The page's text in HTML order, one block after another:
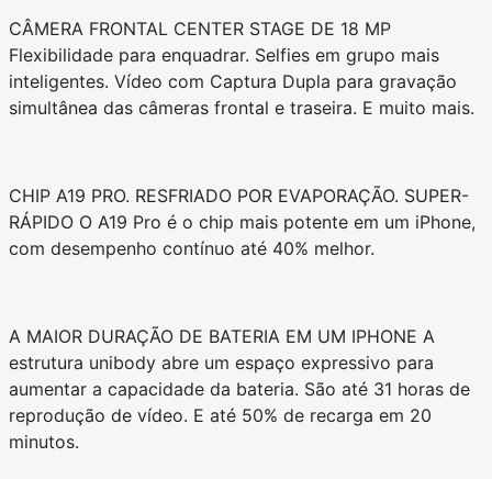
CÂMERA FRONTAL CENTER STAGE DE 18 MP
Flexibilidade para enquadrar. Selfies em grupo mais
inteligentes. Vídeo com Captura Dupla para gravação
simultânea das câmeras frontal e traseira. E muito mais.
CHIP A19 PRO. RESFRIADO POR EVAPORAÇÃO. SUPER-
RÁPIDO O A19 Pro é o chip mais potente em um iPhone,
com desempenho contínuo até 40% melhor.
A MAIOR DURAÇÃO DE BATERIA EM UM IPHONE A
estrutura unibody abre um espaço expressivo para
aumentar a capacidade da bateria. São até 31 horas de
reprodução de vídeo. E até 50% de recarga em 20
minutos.